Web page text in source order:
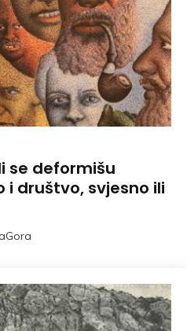
se deformišu
društvo, svjesno ili